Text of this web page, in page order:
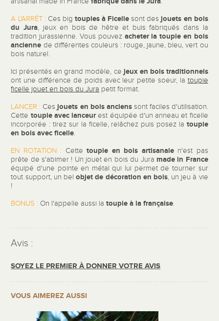
A L'ARRÊT :Ces big toupies à Ficelle sont des jouets en bois
du Jura, jeux en bois de hêtre et buis fabriqués dans la
tradition jurassienne. Vous pouvez acheter la toupie en bois
ancienne de différentes couleurs : rouge, jaune, bleu, vert ou
bois naturel.
Ici présentés en grand modèle, ce jeux en bois traditionnels
ont une différence de poids avec leur petite soeur, la toupie
ficelle jouet en bois du Jura petit format.
LANCER : Ces jouets en bois ancienssont faciles d'utilisation.
Cette toupie avec lanceurest équipée d'un anneau et ficelle
incorporée : tirez sur la ficelle, relâchez puis posez la toupie
en bois avec ficelle.
EN ROTATION : Cettetoupie en bois artisanalen'est pas
prête de s'abimer ! Un jouet en bois du Jura made in France
équipé d'une pointe en métal qui lui permet de tourner sur
tout support, un belobjet de décoration en bois, un jeu à vie
!
BONUS : On l'appelle aussi latoupie à la française.
Avis :
SOYEZ LE PREMIER À DONNER VOTRE AVIS
VOUS AIMEREZ AUSSI